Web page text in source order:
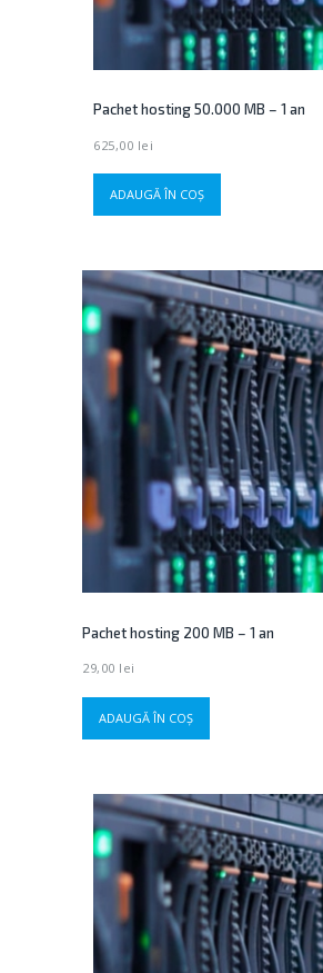
Pachet hosting 50.000 MB – 1 an
625,00 lei
ADAUGĂ ÎN COȘ
Pachet hosting 200 MB – 1 an
29,00 lei
ADAUGĂ ÎN COȘ